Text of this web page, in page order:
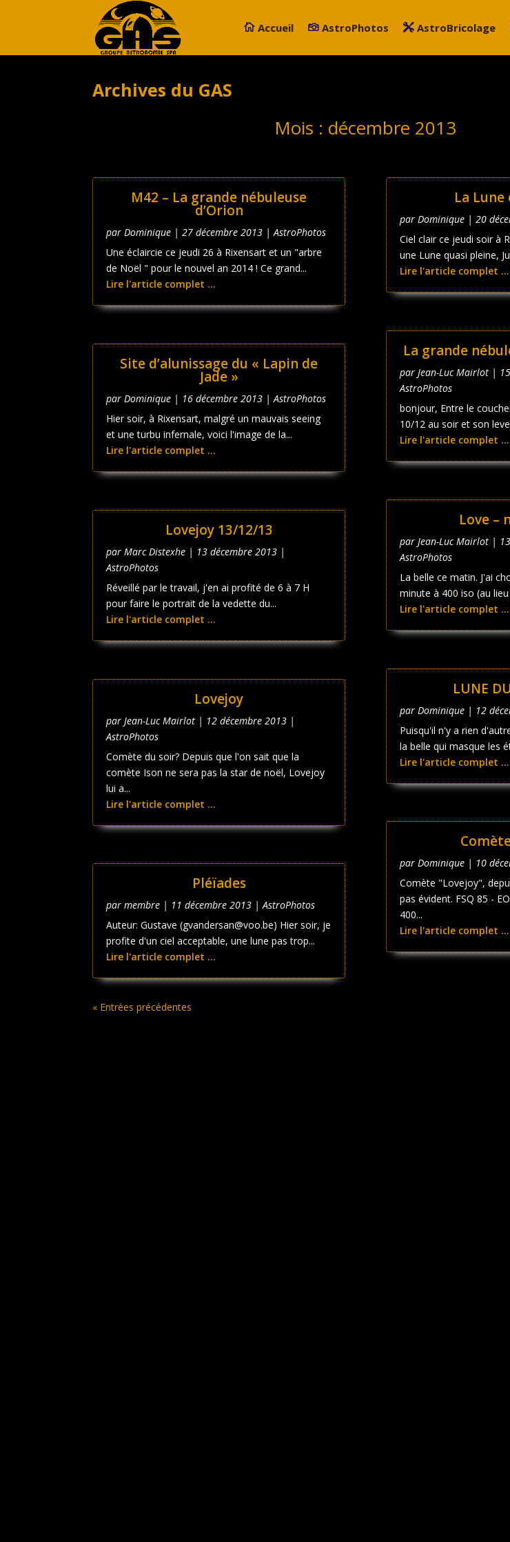
Accueil AstroPhotos AstroBricolage
Archives du GAS
Mois : décembre 2013
M42 – La grande nébuleuse
d’Orion
parDominique |27 décembre 2013 |AstroPhotos
Une éclaircie ce jeudi 26 à Rixensart et un "arbre
de Noël " pour le nouvel an 2014 ! Ce grand...
Lire l'article complet ...
Site d’alunissage du « Lapin de
Jade »
parDominique | 16 décembre 2013 |AstroPhotos
Hier soir, à Rixensart, malgré un mauvais seeing
et une turbu infernale, voici l'image de la...
Lire l'article complet ...
Lovejoy 13/12/13
parMarc Distexhe | 13 décembre 2013 |
AstroPhotos
Réveillé par le travail, j'en ai profité de 6 à 7 H
pour faire le portrait de la vedette du...
Lire l'article complet ...
Lovejoy
par Jean-Luc Mairlot | 12 décembre 2013 |
AstroPhotos
Comète du soir? Depuis que l'on sait que la
comète Ison ne sera pas la star de noël, Lovejoy
lui a...
Lire l'article complet ...
Pléïades
parmembre | 11 décembre 2013 |AstroPhotos
Auteur: Gustave (gvandersan@voo.be) Hier soir, je
profite d'un ciel acceptable, une lune pas trop...
Lire l'article complet ...
La
par Dominique| 20
Ciel clair ce jeudi soir à
une Lune quasi pleine,
Lire l'article complet ...
La grande
par Jean-Luc Mairlot|
AstroPhotos
bonjour, Entre le
10/12 au soir et son
Lire l'article complet ...
Love –
par Jean-Luc Mairlot|
AstroPhotos
La belle ce matin. J'ai
minute à 400 iso (au
Lire l'article complet ...
LUNE
par Dominique| 12
Puisqu'il n'y a rien
la belle qui masque les
Lire l'article complet ...
par Dominique| 10
Comète "Lovejoy",
pas évident. FSQ 85 -
400...
Lire l'article complet ...
« Entrées précédentes